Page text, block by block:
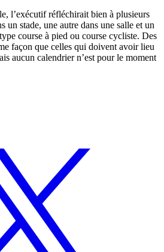
l’exécutif réfléchirait bien à plusieurs
un stade, une autre dans une salle et un
course à pied ou course cycliste. Des
façon que celles qui doivent avoir lieu
aucun calendrier n’est pour le moment